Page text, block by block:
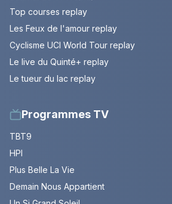
Top courses replay
Les Feux de l'amour replay
Cyclisme UCI World Tour replay
Le live du Quinté+ replay
Le tueur du lac replay
Programmes TV
TBT9
HPI
Plus Belle La Vie
Demain Nous Appartient